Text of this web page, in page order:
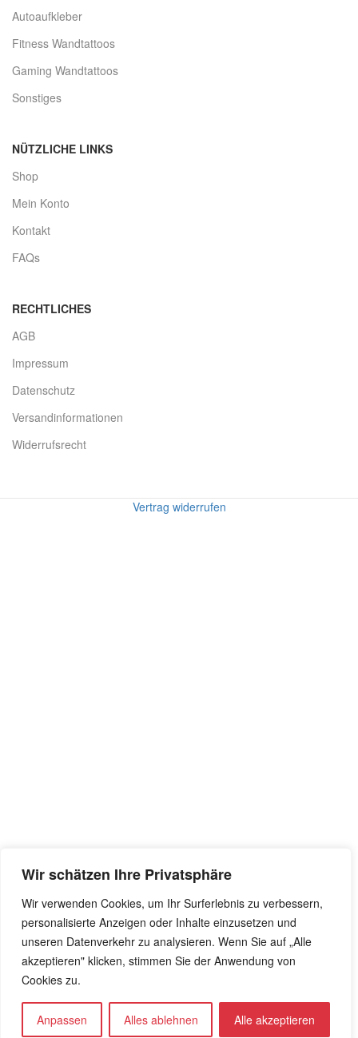
Wir schätzen Ihre Privatsphäre
Wir verwenden Cookies, um Ihr Surferlebnis zu verbessern,
personalisierte Anzeigen oder Inhalte einzusetzen und
unseren Datenverkehr zu analysieren. Wenn Sie auf „Alle
akzeptieren" klicken, stimmen Sie der Anwendung von
Cookies zu.
Anpassen Alles ablehnen Alle akzeptieren
Autoaufkleber
Fitness Wandtattoos
Gaming Wandtattoos
Sonstiges
NÜTZLICHE LINKS
Shop
Mein Konto
Kontakt
FAQs
RECHTLICHES
AGB
Impressum
Datenschutz
Versandinformationen
Widerrufsrecht
Vertrag widerrufen
0